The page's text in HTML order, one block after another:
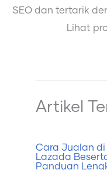
SEO dan tertarik
Lihat
Artikel
Cara Jualan di
Lazada
Panduan